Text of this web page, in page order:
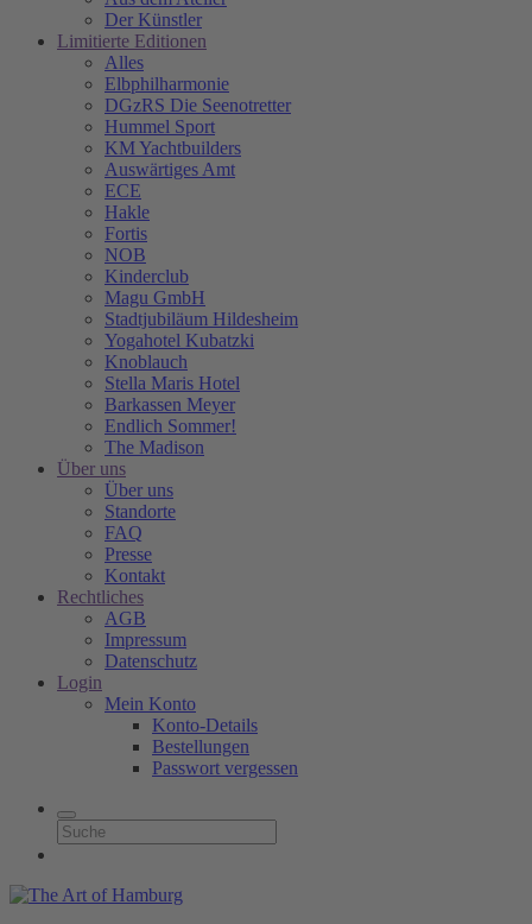
Der Künstler
Limitierte Editionen
Alles
Elbphilharmonie
DGzRS Die Seenotretter
Hummel Sport
KM Yachtbuilders
Auswärtiges Amt
ECE
Hakle
Fortis
NOB
Kinderclub
Magu GmbH
Stadtjubiläum Hildesheim
Yogahotel Kubatzki
Knoblauch
Stella Maris Hotel
Barkassen Meyer
Endlich Sommer!
The Madison
Über uns
Über uns
Standorte
FAQ
Presse
Kontakt
Rechtliches
AGB
Impressum
Datenschutz
Login
Mein Konto
Konto-Details
Bestellungen
Passwort vergessen